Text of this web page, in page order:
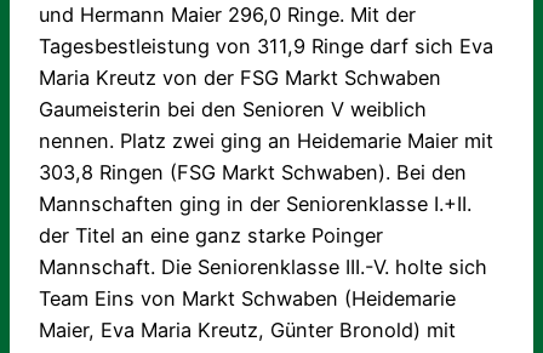
und Hermann Maier 296,0 Ringe. Mit der
Tagesbestleistung von 311,9 Ringe darf sich Eva
Maria Kreutz von der FSG Markt Schwaben
Gaumeisterin bei den Senioren V weiblich
nennen. Platz zwei ging an Heidemarie Maier mit
303,8 Ringen (FSG Markt Schwaben). Bei den
Mannschaften ging in der Seniorenklasse I.+II.
der Titel an eine ganz starke Poinger
Mannschaft. Die Seniorenklasse III.-V. holte sich
Team Eins von Markt Schwaben (Heidemarie
Maier, Eva Maria Kreutz, Günter Bronold) mit